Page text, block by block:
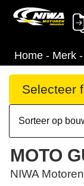
Home - Merk -
Selecteer
MOTO
NIWA